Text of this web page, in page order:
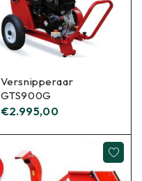
Versnipperaar
GTS900G
€2.995,00